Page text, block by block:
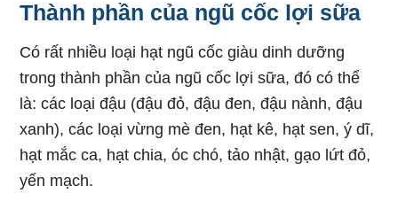
Thành phần của ngũ cốc lợi sữa
Có rất nhiều loại hạt ngũ cốc giàu dinh dưỡng
trong thành phần của ngũ cốc lợi sữa, đó có thể
là: các loại đậu (đậu đỏ, đậu đen, đậu nành, đậu
xanh), các loại vừng mè đen, hạt kê, hạt sen, ý dĩ,
hạt mắc ca, hạt chia, óc chó, tảo nhật, gạo lứt đỏ,
yến mạch.